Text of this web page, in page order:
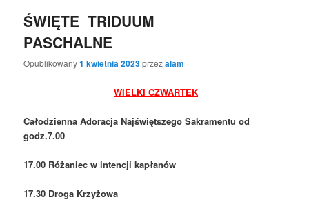
ŚWIĘTE TRIDUUM
PASCHALNE
Opublikowany1 kwietnia 2023przezalam
WIELKI CZWARTEK
Całodzienna Adoracja Najświętszego Sakramentu od
godz.7.00
17.00 Różaniec w intencji kapłanów
17.30 Droga Krzyżowa